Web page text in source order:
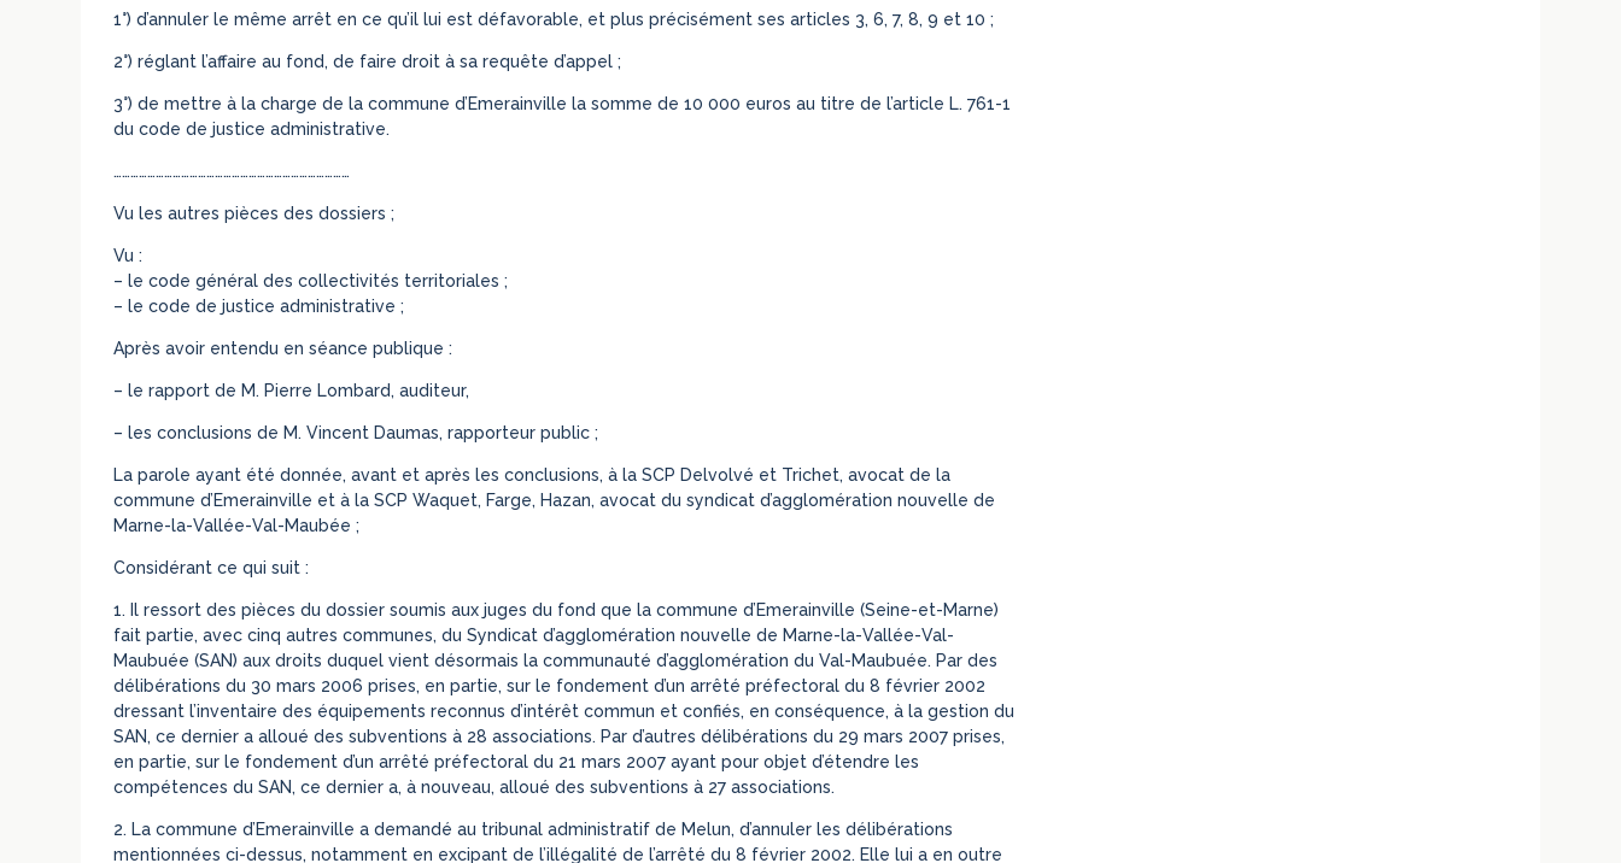
1°) d’annuler le même arrêt en ce qu’il lui est défavorable, et plus précisément ses articles 3, 6, 7, 8, 9 et 10 ;
2°) réglant l’affaire au fond, de faire droit à sa requête d’appel ;
3°) de mettre à la charge de la commune d’Emerainville la somme de 10 000 euros au titre de l’article L. 761-1
du code de justice administrative.
…………………………………………………………………………
Vu les autres pièces des dossiers ;
Vu :
– le code général des collectivités territoriales ;
– le code de justice administrative ;
Après avoir entendu en séance publique :
– le rapport de M. Pierre Lombard, auditeur,
– les conclusions de M. Vincent Daumas, rapporteur public ;
La parole ayant été donnée, avant et après les conclusions, à la SCP Delvolvé et Trichet, avocat de la
commune d’Emerainville et à la SCP Waquet, Farge, Hazan, avocat du syndicat d’agglomération nouvelle de
Marne-la-Vallée-Val-Maubée ;
Considérant ce qui suit :
1. Il ressort des pièces du dossier soumis aux juges du fond que la commune d’Emerainville (Seine-et-Marne)
fait partie, avec cinq autres communes, du Syndicat d’agglomération nouvelle de Marne-la-Vallée-Val-
Maubuée (SAN) aux droits duquel vient désormais la communauté d’agglomération du Val-Maubuée. Par des
délibérations du 30 mars 2006 prises, en partie, sur le fondement d’un arrêté préfectoral du 8 février 2002
dressant l’inventaire des équipements reconnus d’intérêt commun et confiés, en conséquence, à la gestion du
SAN, ce dernier a alloué des subventions à 28 associations. Par d’autres délibérations du 29 mars 2007 prises,
en partie, sur le fondement d’un arrêté préfectoral du 21 mars 2007 ayant pour objet d’étendre les
compétences du SAN, ce dernier a, à nouveau, alloué des subventions à 27 associations.
2. La commune d’Emerainville a demandé au tribunal administratif de Melun, d’annuler les délibérations
mentionnées ci-dessus, notamment en excipant de l’illégalité de l’arrêté du 8 février 2002. Elle lui a en outre